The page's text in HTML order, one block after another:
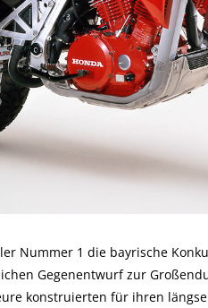
Nummer 1 die bayrische
Gegenentwurf zur
konstruierten für ihren